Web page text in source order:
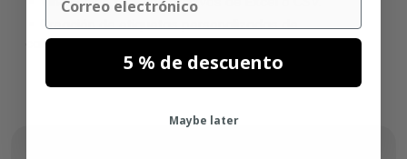
Creación de etiquetas personalizadas de
calidad profesional.
5 % de descuento
Maybe later